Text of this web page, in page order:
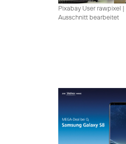
Pixabay User rawpixel |
Ausschnitt bearbeitet